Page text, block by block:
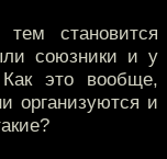
становится
союзники и у
это вообще,
организуются и